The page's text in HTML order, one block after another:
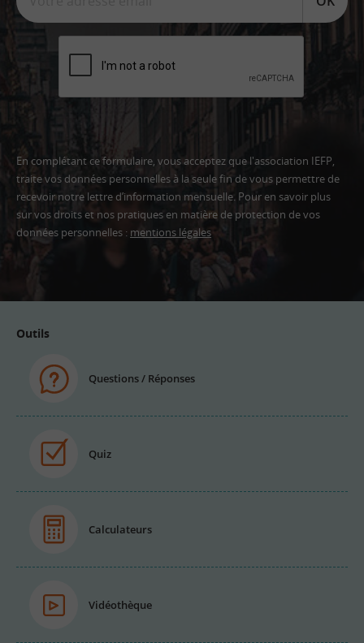
En complétant ce formulaire, vous acceptez que l'association IEFP,
traite vos données personnelles à la seule fin de vous permettre de
recevoir notre lettre d’information mensuelle. Pour en savoir plus
sur vos droits et nos pratiques en matière de protection de vos
données personnelles : mentions légales
Outils
Questions / Réponses
Quiz
Calculateurs
Vidéothèque